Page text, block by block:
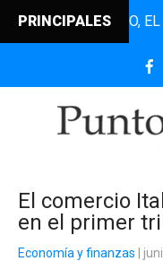
PRINCIPALESEL
El comercio
en el primer
Economía y finanzas |